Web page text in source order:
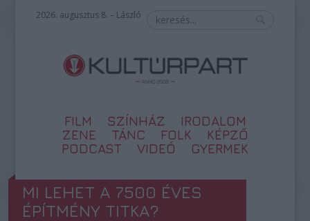
2026. augusztus 8. – László
FILM SZÍNHÁZ
IRODALOM
ZENE
TÁNC FOLK
KÉPZŐ
PODCAST
VIDEÓ GYERMEK
MI LEHET A 7500 ÉVES
ÉPÍTMÉNY TITKA?